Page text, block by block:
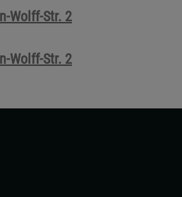
Wolff-Str. 2
Wolff-Str. 2